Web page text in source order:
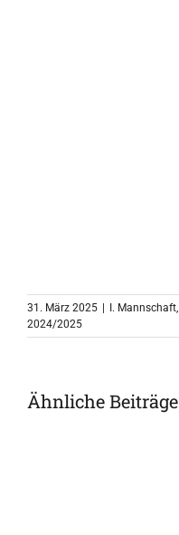
31. März 2025 | I. Mannschaft
2024/2025
Ähnliche Beiträge